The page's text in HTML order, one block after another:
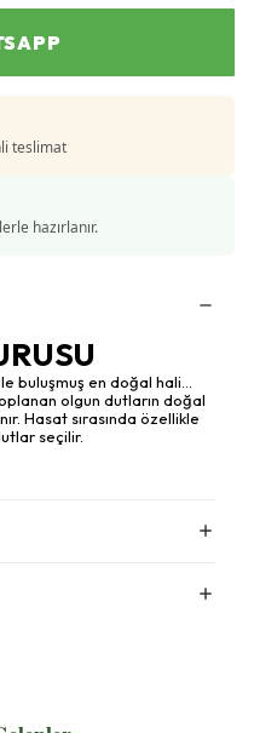
teslimat
hazırlanır.
buluşmuş en doğal hali...
olgun dutların doğal
Hasat sırasında özellikle
seçilir.